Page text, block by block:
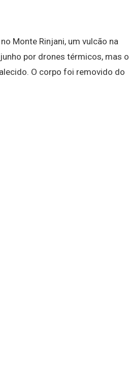
Monte Rinjani, um vulcão na
por drones térmicos, mas o
O corpo foi removido do